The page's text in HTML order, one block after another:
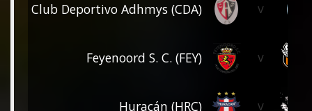
Club Deportivo Adhmys (CDA) v
Feyenoord S. C. (FEY) v
Huracán (HRC) v